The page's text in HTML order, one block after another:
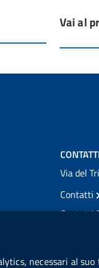
Vai al
necessari al
CONTATTI
Via del
Contatti
Contatti
Codice